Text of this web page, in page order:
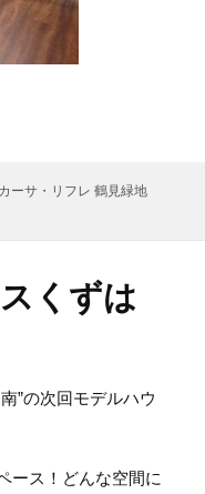
カ
カーサ・リフレ 鶴見緑地
くずは
”の次回モデルハウ
ース！どんな空間に